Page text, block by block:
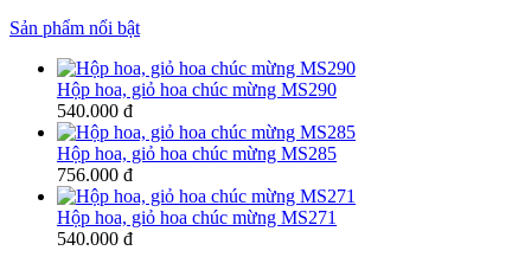
Sản phẩm nổi bật
Hộp hoa, giỏ hoa chúc mừng MS290
540.000 đ
Hộp hoa, giỏ hoa chúc mừng MS285
756.000 đ
Hộp hoa, giỏ hoa chúc mừng MS271
540.000 đ